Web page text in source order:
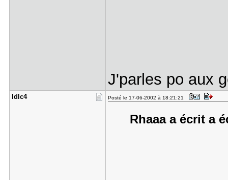
J'parles po aux
ldlc4 Posté le 17-06-2002 à 18:21:21
Rhaaa a écrit a